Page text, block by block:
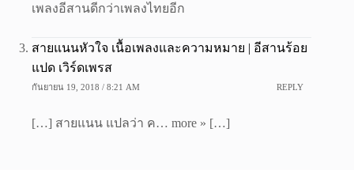
เพลงอีสานดีกว่าเพลงไทยอีก
สายแนนหัวใจ เนื้อเพลงและความหมาย | อีสานร้อย
แปด เวิร์ดเพรส
กันยายน 19, 2018 / 8:21 AM REPLY
[…] สายแนน แปลว่า ค… more » […]